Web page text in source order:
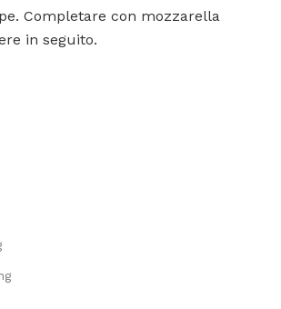
Completare con mozzarella
in seguito.